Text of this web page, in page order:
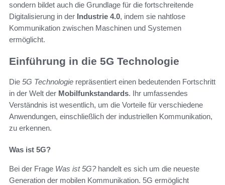
sondern bildet auch die Grundlage für die fortschreitende
Digitalisierung in der Industrie 4.0, indem sie nahtlose
Kommunikation zwischen Maschinen und Systemen
ermöglicht.
Einführung in die 5G Technologie
Die 5G Technologie repräsentiert einen bedeutenden Fortschritt
in der Welt der Mobilfunkstandards. Ihr umfassendes
Verständnis ist wesentlich, um die Vorteile für verschiedene
Anwendungen, einschließlich der industriellen Kommunikation,
zu erkennen.
Was ist 5G?
Bei der Frage Was ist 5G?handelt es sich um die neueste
Generation der mobilen Kommunikation. 5G ermöglicht